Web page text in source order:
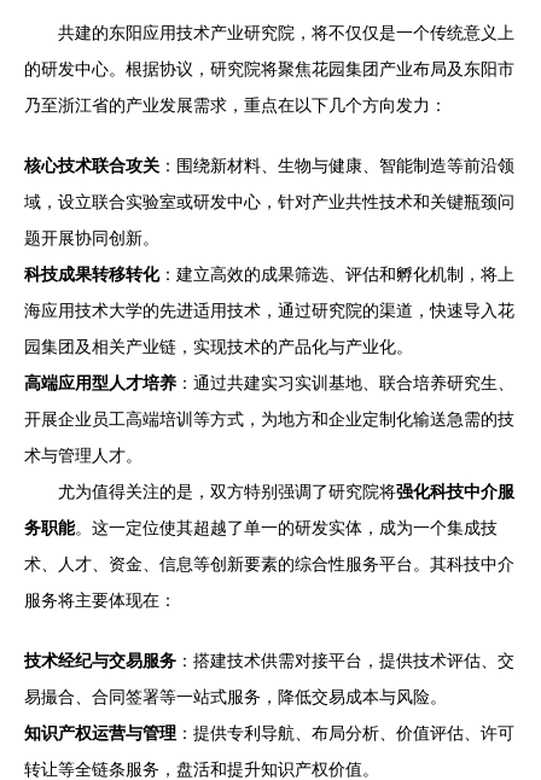
共建的东阳应用技术产业研究院，将不仅仅是一个传统意义上
的研发中心。根据协议，研究院将聚焦花园集团产业布局及东阳市
乃至浙江省的产业发展需求，重点在以下几个方向发力：
核心技术联合攻关 ：围绕新材料、生物与健康、智能制造等前沿领
域，设立联合实验室或研发中心，针对产业共性技术和关键瓶颈问
题开展协同创新。
科技成果转移转化：建立高效的成果筛选、评估和孵化机制，将上
海应用技术大学的先进适用技术，通过研究院的渠道，快速导入花
园集团及相关产业链，实现技术的产品化与产业化。
高端应用型人才培养 ：通过共建实习实训基地、联合培养研究生、
开展企业员工高端培训等方式，为地方和企业定制化输送急需的技
术与管理人才。
尤为值得关注的是，双方特别强调了研究院将强化科技中介服
务职能。这一定位使其超越了单一的研发实体，成为一个集成技
术、人才、资金、信息等创新要素的综合性服务平台。其科技中介
服务将主要体现在：
技术经纪与交易服务 ：搭建技术供需对接平台，提供技术评估、交
易撮合、合同签署等一站式服务，降低交易成本与风险。
知识产权运营与管理 ：提供专利导航、布局分析、价值评估、许可
转让等全链条服务，盘活和提升知识产权价值。